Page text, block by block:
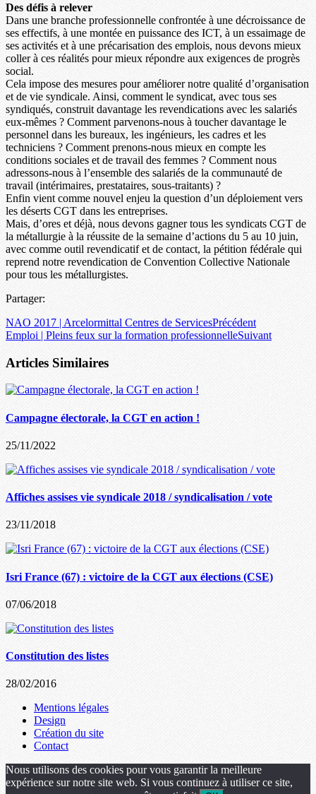
Des défis à relever
Dans une branche professionnelle confrontée à une décroissance de
ses effectifs, à une montée en puissance des ICT, à un essaimage de
ses activités et à une précarisation des emplois, nous devons mieux
coller à ces réalités pour mieux répondre aux exigences de progrès
social.
Cela impose des mesures pour améliorer notre qualité d’organisation
et de vie syndicale. Ainsi, comment le syndicat, avec tous ses
syndiqués, construit davantage les revendications avec les salariés
eux-mêmes ? Comment parvenons-nous à toucher davantage le
personnel dans les bureaux, les ingénieurs, les cadres et les
techniciens ? Comment prenons-nous mieux en compte les
conditions sociales et de travail des femmes ? Comment nous
adressons-nous à l’ensemble des salariés de la communauté de
travail (intérimaires, prestataires, sous-traitants) ?
Enfin vient comme nouvel enjeu la question d’un déploiement vers
les déserts CGT dans les entreprises.
Mais, d’ores et déjà, nous devons gagner tous les syndicats CGT de
la métallurgie à la réussite de la semaine d’actions du 5 au 10 juin,
avec comme outil revendicatif et de contact, la pétition fédérale qui
reprend notre revendication de Convention Collective Nationale
pour tous les métallurgistes.
Partager:
NAO 2017 | Arcelormittal Centres de ServicesPrécédent
Emploi | Pleins feux sur la formation professionnelleSuivant
Articles Similaires
Campagne électorale, la CGT en action !
25/11/2022
Affiches assises vie syndicale 2018 / syndicalisation / vote
23/11/2018
Isri France (67) : victoire de la CGT aux élections (CSE)
07/06/2018
Constitution des listes
28/02/2016
Mentions légales
Design
Création du site
Contact
Nous utilisons des cookies pour vous garantir la meilleure
expérience sur notre site web. Si vous continuez à utiliser ce site,